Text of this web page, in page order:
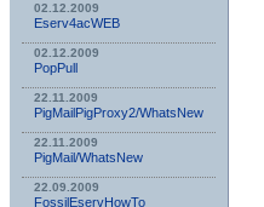
02.12.2009
Eserv4acWEB
02.12.2009
PopPull
22.11.2009
PigMailPigProxy2/WhatsNew
22.11.2009
PigMail/WhatsNew
22.09.2009
FossilEservHowTo